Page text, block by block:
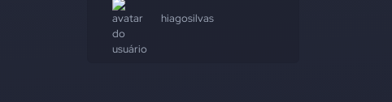
hiagosilvas